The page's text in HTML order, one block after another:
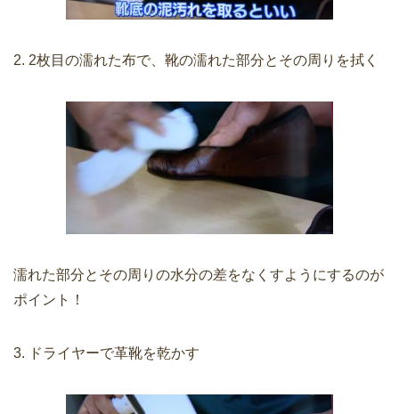
2. 2枚目の濡れた布で、靴の濡れた部分とその周りを拭く
濡れた部分とその周りの水分の差をなくすようにするのが
ポイント！
3. ドライヤーで革靴を乾かす